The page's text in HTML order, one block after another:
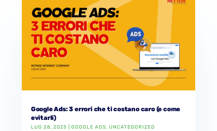
Google Ads: 3 errori che ti costano caro (e come
evitarli)
LUG 28, 2025 GOOGLE ADS, UNCATEGORIZED